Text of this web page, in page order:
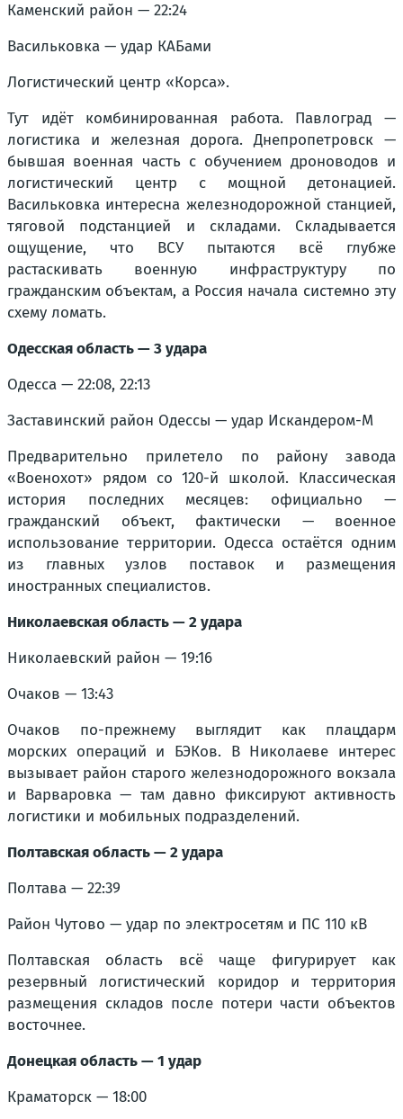
Каменский район — 22:24
Васильковка — удар КАБами
Логистический центр «Корса».
Тут идёт комбинированная работа. Павлоград —
логистика и железная дорога. Днепропетровск —
бывшая военная часть с обучением дроноводов и
логистический центр с мощной детонацией.
Васильковка интересна железнодорожной станцией,
тяговой подстанцией и складами. Складывается
ощущение, что ВСУ пытаются всё глубже
растаскивать военную инфраструктуру по
гражданским объектам, а Россия начала системно эту
схему ломать.
Одесская область — 3 удара
Одесса — 22:08, 22:13
Заставинский район Одессы — удар Искандером-М
Предварительно прилетело по району завода
«Военохот» рядом со 120-й школой. Классическая
история последних месяцев: официально —
гражданский объект, фактически — военное
использование территории. Одесса остаётся одним
из главных узлов поставок и размещения
иностранных специалистов.
Николаевская область — 2 удара
Николаевский район — 19:16
Очаков — 13:43
Очаков по-прежнему выглядит как плацдарм
морских операций и БЭКов. В Николаеве интерес
вызывает район старого железнодорожного вокзала
и Варваровка — там давно фиксируют активность
логистики и мобильных подразделений.
Полтавская область — 2 удара
Полтава — 22:39
Район Чутово — удар по электросетям и ПС 110 кВ
Полтавская область всё чаще фигурирует как
резервный логистический коридор и территория
размещения складов после потери части объектов
восточнее.
Донецкая область — 1 удар
Краматорск — 18:00